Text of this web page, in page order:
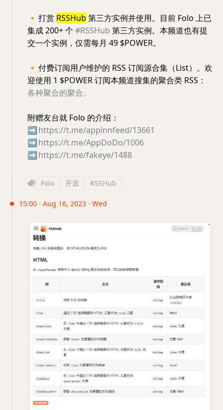
🔸 打赏 RSSHub 第三方实例并使用。目前 Folo 上已
集成 200+ 个 #RSSHub 第三方实例。本频道也有提
交一个实例，仅需每月 49 $POWER。
🔸 付费订阅用户维护的 RSS 订阅源合集（List）。欢
迎使用 1 $POWER 订阅本频道搜集的聚合类 RSS：
各种聚合的聚合。
附赠友台就 Folo 的介绍：
➡️https://t.me/appinnfeed/13661
➡️https://t.me/AppDoDo/1006
➡️https://t.me/fakeye/1488
Folo 开源 RSSHub
15:00 · Aug 16, 2023 · Wed